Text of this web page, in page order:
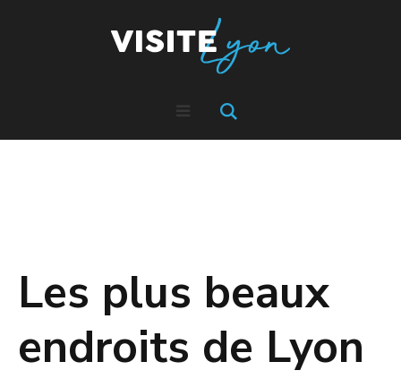
Les plus beaux
endroits de Lyon